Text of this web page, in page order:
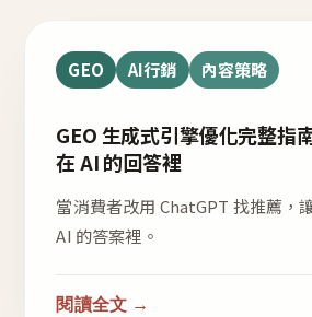
GEO AI行銷 內容策略
GEO 生成式引擎優化完整指
在 AI 的回答裡
當消費者改用 ChatGPT 找推薦，
AI 的答案裡。
閱讀全文 →